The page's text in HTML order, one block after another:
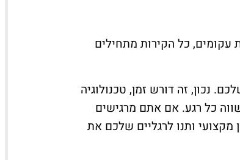
עקומים, כל הקירות מתחילים
נכון, זה דורש זמן, טכנולוגיה
כל רגע. אם אתם מרגישים
ותנו לרגליים שלכם את